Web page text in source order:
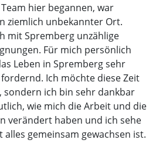
hier begannen, war
ziemlich unbekannter Ort.
mit Spremberg unzählige
Für mich persönlich
Leben in Spremberg sehr
Ich möchte diese Zeit
ich bin sehr dankbar
wie mich die Arbeit und die
verändert haben und ich sehe
alles gemeinsam gewachsen ist.